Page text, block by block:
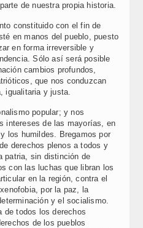
de nuestra propia historia.
constituido con el fin de
en manos del pueblo, puesto
en forma irreversible y
Sólo así será posible
cambios profundos,
que nos conduzcan
igualitaria y justa.
popular; y nos
intereses de las mayorías, en
los humildes. Bregamos por
derechos plenos a todos y
patria, sin distinción de
con las luchas que libran los
en la región, contra el
por la paz, la
y el socialismo.
de todos los derechos
de los pueblos